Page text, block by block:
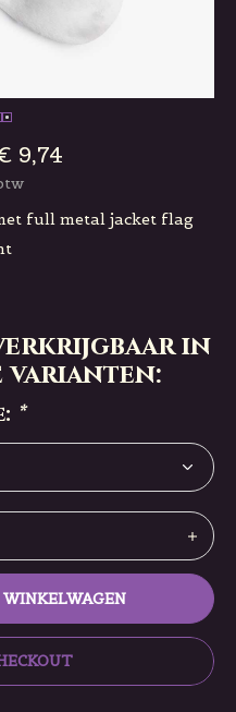
9,74
full metal jacket flag
in
varianten:
*